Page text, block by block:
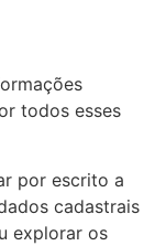
todos esses
por escrito a
cadastrais
explorar os